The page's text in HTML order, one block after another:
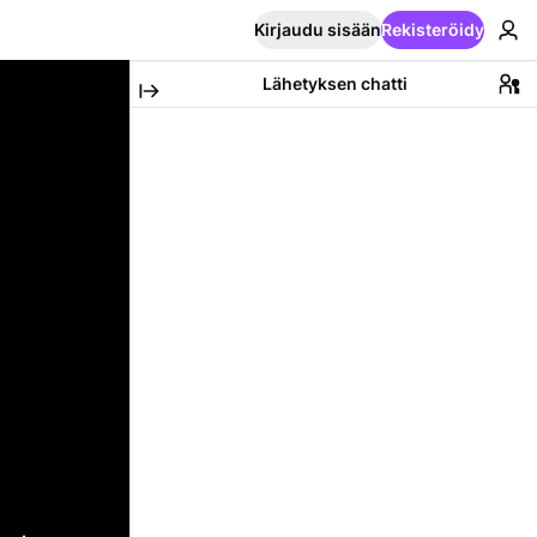
Kirjaudu sisäänRekisteröidy
Lähetyksen chatti